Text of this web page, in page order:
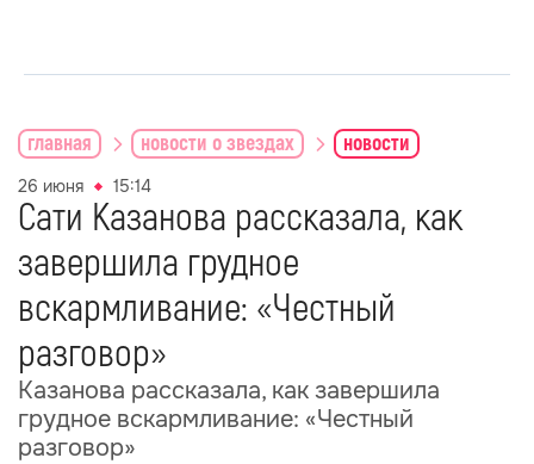
главная новости о звездах новости
26 июня 15:14
Сати Казанова рассказала, как
завершила грудное
вскармливание: «Честный
разговор»
Казанова рассказала, как завершила
грудное вскармливание: «Честный
разговор»